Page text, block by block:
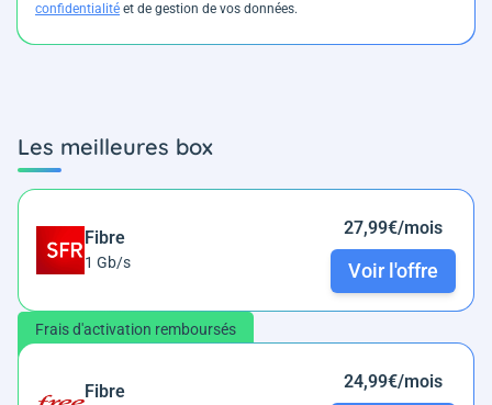
confidentialité et de gestion de vos données.
Les meilleures box
Fibre
1 Gb/s
27,99€/mois
Voir l'offre
Frais d'activation remboursés
Fibre 24,99€/mois